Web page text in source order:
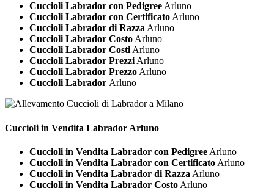
Cuccioli Labrador con PedigreeArluno
Cuccioli Labrador con CertificatoArluno
Cuccioli Labrador di RazzaArluno
Cuccioli Labrador CostoArluno
Cuccioli Labrador CostiArluno
Cuccioli Labrador PrezziArluno
Cuccioli Labrador PrezzoArluno
Cuccioli Labrador Arluno
Cuccioli in Vendita Labrador Arluno
Cuccioli in Vendita Labrador con Pedigree Arluno
Cuccioli in Vendita Labrador con Certificato Arluno
Cuccioli in Vendita Labrador di Razza Arluno
Cuccioli in Vendita Labrador Costo Arluno